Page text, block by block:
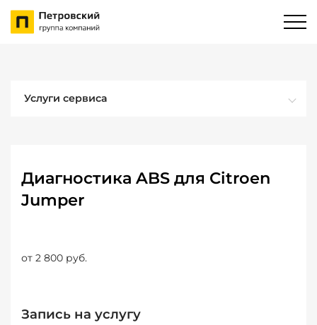
Услуги сервиса
Диагностика ABS для Citroen
Jumper
от 2 800 руб.
Запись на услугу